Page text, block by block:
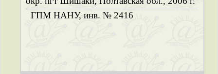
ГПМ НАНУ, инв. № 2416